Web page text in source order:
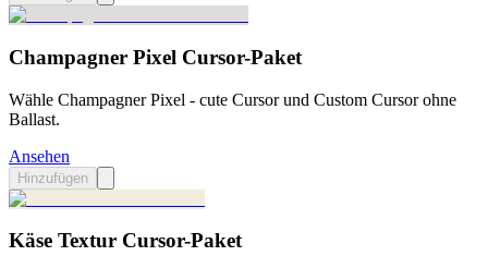
Champagner Pixel Cursor-Paket
Wähle Champagner Pixel - cute Cursor und Custom Cursor ohne
Ballast.
Ansehen
Hinzufügen
Käse Textur Cursor-Paket